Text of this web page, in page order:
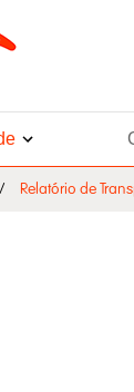
Relatório de